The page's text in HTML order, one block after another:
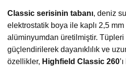
Classic serisinin tabanı, deniz
elektrostatik boya ile kaplı 2,5 mm
alüminyumdan üretilmiştir.
güçlendirilerek dayanıklılık ve
özellikler, Highfield Classic 260